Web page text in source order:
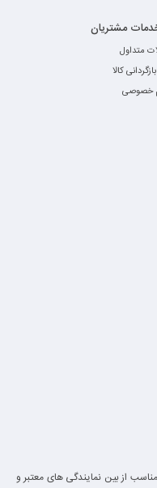
مشتریان
متداول
کالا
خصوصی
از بین نمایندگی های معتبر و